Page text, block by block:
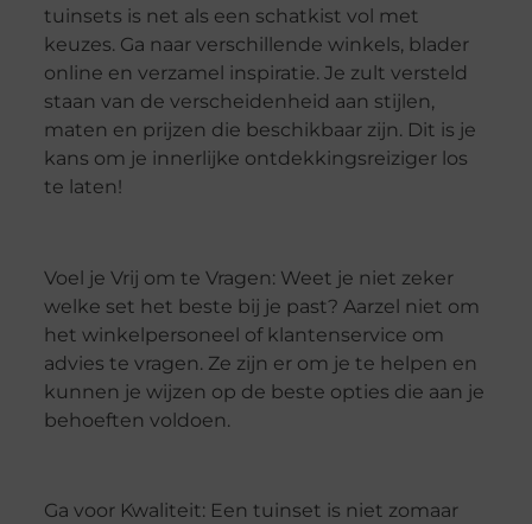
tuinsets is net als een schatkist vol met
keuzes. Ga naar verschillende winkels, blader
online en verzamel inspiratie. Je zult versteld
staan van de verscheidenheid aan stijlen,
maten en prijzen die beschikbaar zijn. Dit is je
kans om je innerlijke ontdekkingsreiziger los
te laten!
Voel je Vrij om te Vragen: Weet je niet zeker
welke set het beste bij je past? Aarzel niet om
het winkelpersoneel of klantenservice om
advies te vragen. Ze zijn er om je te helpen en
kunnen je wijzen op de beste opties die aan je
behoeften voldoen.
Ga voor Kwaliteit: Een tuinset is niet zomaar